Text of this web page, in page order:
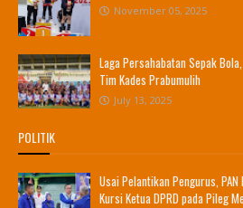
November 05, 2025
Laga Persahabatan Sepak
Tim Kades Prabumulih
July 13, 2025
POLITIK
Usai Pelantikan Pengurus,
Kursi Ketua DPRD pada Pileg